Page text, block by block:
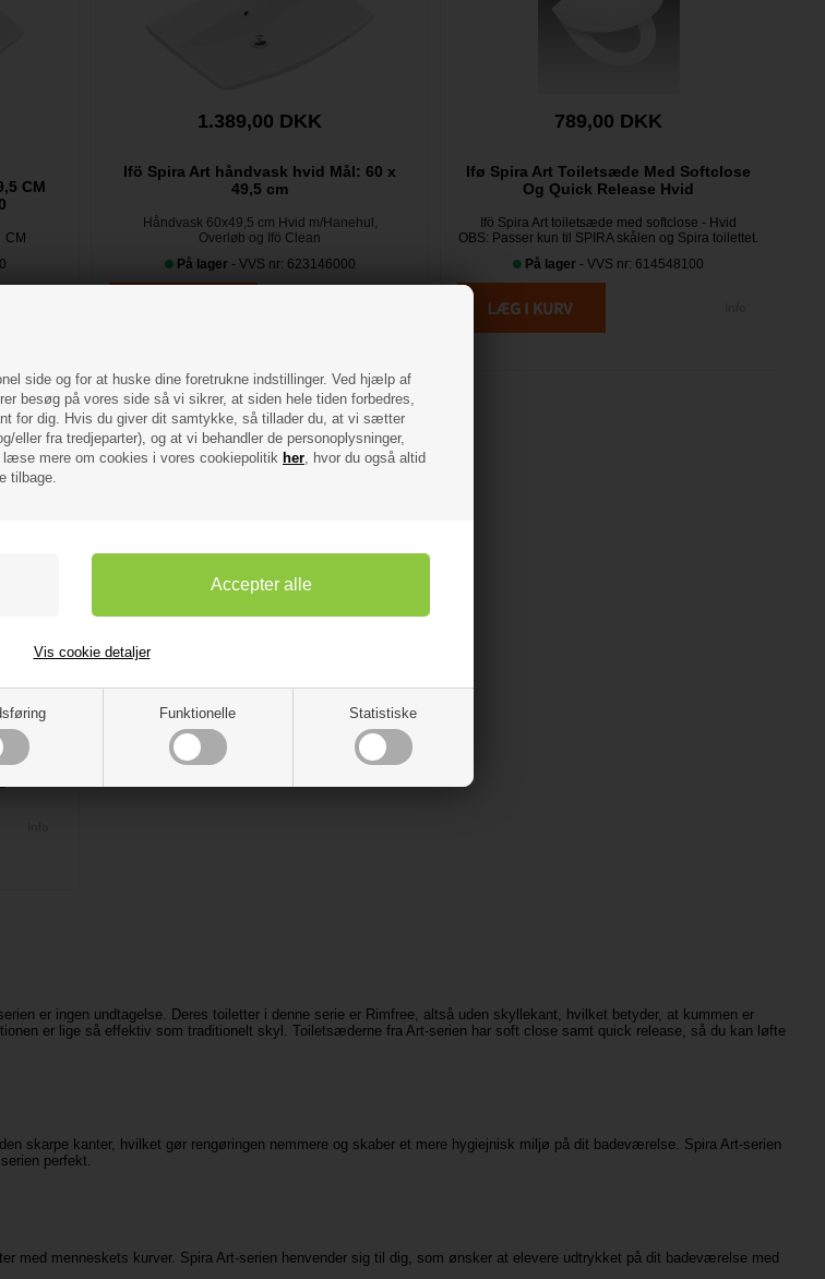
side og for at huske dine foretrukne indstillinger. Ved hjælp af
besøg på vores side så vi sikrer, at siden hele tiden forbedres,
for dig. Hvis du giver dit samtykke, så tillader du, at vi sætter
eller fra tredjeparter), og at vi behandler de personoplysninger,
mere om cookies i vores cookiepolitik her , hvor du også altid
tilbage.
Funktionelle Statistiske
Vis cookie detaljer
CM
CM
1.389,00 DKK
Ifö Spira Art håndvask hvid Mål: 60 x
49,5 cm
Håndvask 60x49,5 cm Hvid m/Hanehul,
Overløb og Ifö Clean
På lager - VVS nr: 623146000
789,00 DKK
Ifø Spira Art Toiletsæde Med Softclose
Og Quick Release Hvid
Ifö Spira Art toiletsæde med softclose - Hvid
OBS: Passer kun til SPIRA skålenog Spira toilettet.
På lager - VVS nr: 614548100
er ingen undtagelse. Deres toiletter i denne serie er Rimfree, altså uden skyllekant, hvilket betyder, at kummen er
er lige så effektiv som traditionelt skyl. Toiletsæderne fra Art-serien har soft close samt quick release, så du kan løfte
skarpe kanter, hvilket gør rengøringen nemmere og skaber et mere hygiejnisk miljø på dit badeværelse. Spira Art-serien
perfekt.
med menneskets kurver. Spira Art-serien henvender sig til dig, som ønsker at elevere udtrykket på dit badeværelse med